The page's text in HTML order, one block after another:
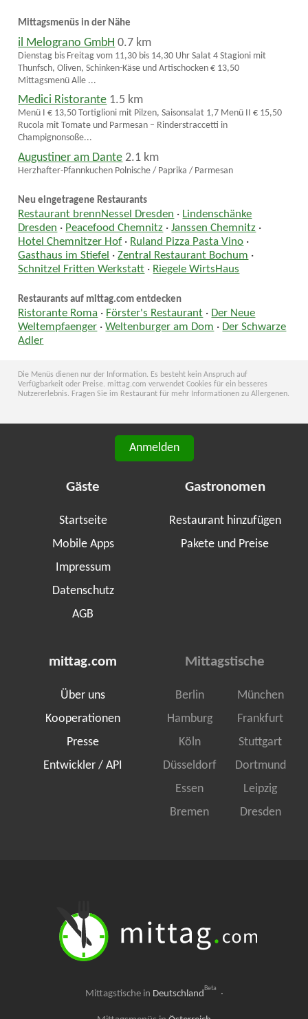
Mittagsmenüs in der Nähe
il Melograno GmbH 0.7 km
Dienstag bis Freitag vom 11,30 bis 14,30 Uhr Salat 4 Stagioni mit
Thunfsch, Oliven, Schinken-Käse und Artischocken € 13,50
Mittagsmenü Alle ...
Medici Ristorante 1.5 km
Menü I € 13,50 Tortiglioni mit Pilzen, Saisonsalat 1,7 Menü II € 15,50
Rucola mit Tomate und Parmesan – Rinderstraccetti in
Champignonsoße...
Augustiner am Dante 2.1 km
Herzhafter-Pfannkuchen Polnische / Paprika / Parmesan
Neu eingetragene Restaurants
Restaurant brennNessel Dresden · Lindenschänke
Dresden · Peacefood Chemnitz ·Janssen Chemnitz ·
Hotel Chemnitzer Hof · Ruland Pizza Pasta Vino ·
Gasthaus im Stiefel ·Zentral Restaurant Bochum ·
Schnitzel Fritten Werkstatt · Riegele WirtsHaus
Restaurants auf mittag.com entdecken
Ristorante Roma · Förster's Restaurant · Der Neue
Weltempfaenger ·Weltenburger am Dom · Der Schwarze
Adler
Die Menüs dienen nur der Information. Es besteht kein Anspruch auf
Verfügbarkeit oder Preise. mittag.com verwendet Cookies für ein besseres
Nutzererlebnis. Fragen Sie im Restaurant für mehr Informationen zu Allergenen.
Anmelden
Gäste
Startseite
Mobile Apps
Impressum
Datenschutz
AGB
Gastronomen
Restaurant hinzufügen
Pakete und Preise
mittag.com
Über uns
Kooperationen
Presse
Entwickler / API
Mittagstische
Berlin
München
Hamburg
Frankfurt
Köln
Stuttgart
Düsseldorf
Dortmund
Essen
Leipzig
Bremen
Dresden
Mittagstische in Deutschland Beta ·